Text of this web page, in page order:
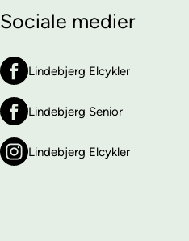
Sociale medier
Lindebjerg Elcykler
Lindebjerg Senior
Lindebjerg Elcykler